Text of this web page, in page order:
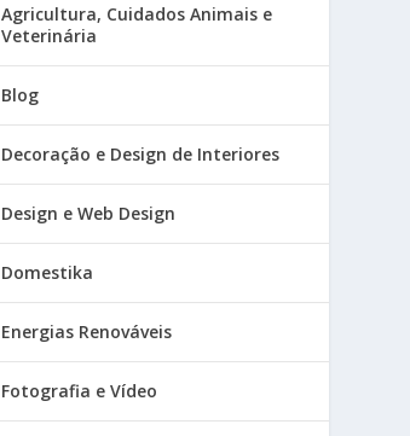
Agricultura, Cuidados Animais e
Veterinária
Blog
Decoração e Design de Interiores
Design e Web Design
Domestika
Energias Renováveis
Fotografia e Vídeo